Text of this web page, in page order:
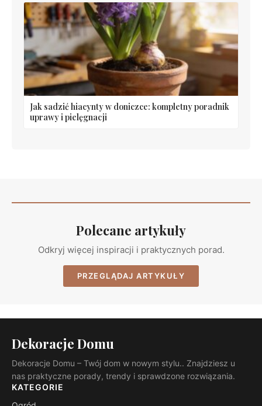
Jak sadzić hiacynty w doniczce: kompletny poradnik
uprawy i pielęgnacji
Polecane artykuły
Odkryj więcej inspiracji i praktycznych porad.
PRZEGLĄDAJ ARTYKUŁY
Dekoracje Domu
Dekoracje Domu – Twój dom w nowym stylu.. Znajdziesz u
nas praktyczne porady, trendy i sprawdzone rozwiązania.
KATEGORIE